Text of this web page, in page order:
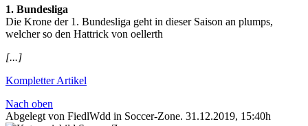
1. Bundesliga
Die Krone der 1. Bundesliga geht in dieser Saison an plumps,
welcher so den Hattrick von oellerth
[...]
Kompletter Artikel
Nach oben
Abgelegt von FiedlWdd in Soccer-Zone. 31.12.2019, 15:40h